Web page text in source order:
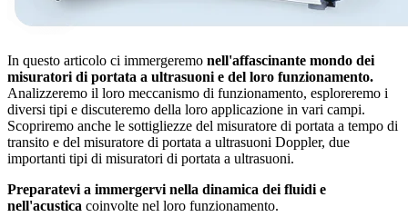
In questo articolo ci immergeremo nell'affascinante mondo dei
misuratori di portata a ultrasuoni e del loro funzionamento.
Analizzeremo il loro meccanismo di funzionamento, esploreremo i
diversi tipi e discuteremo della loro applicazione in vari campi.
Scopriremo anche le sottigliezze del misuratore di portata a tempo di
transito e del misuratore di portata a ultrasuoni Doppler, due
importanti tipi di misuratori di portata a ultrasuoni.
Preparatevi a immergervi nella dinamica dei fluidi e
nell'acustica coinvolte nel loro funzionamento.